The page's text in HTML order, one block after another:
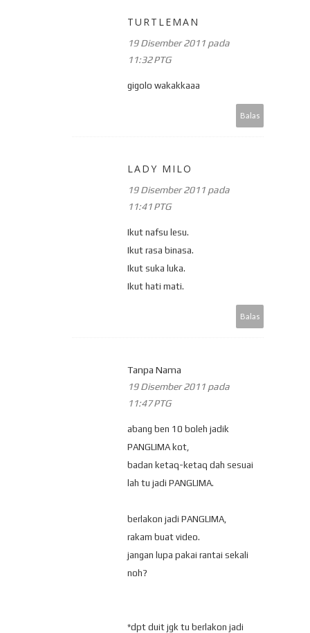
TURTLEMAN
19 Disember 2011 pada
11:32 PTG
gigolo wakakkaaa
Balas
LADY MILO
19 Disember 2011 pada
11:41 PTG
Ikut nafsu lesu.
Ikut rasa binasa.
Ikut suka luka.
Ikut hati mati.
Balas
Tanpa Nama
19 Disember 2011 pada
11:47 PTG
abang ben 10 boleh jadik
PANGLIMA kot,
badan ketaq-ketaq dah sesuai
lah tu jadi PANGLIMA.
berlakon jadi PANGLIMA,
rakam buat video.
jangan lupa pakai rantai sekali
noh?
*dpt duit jgk tu berlakon jadi